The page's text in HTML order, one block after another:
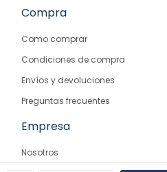
Compra
Como comprar
Condiciones de compra
Envíos y devoluciones
Preguntas frecuentes
Empresa
Nosotros